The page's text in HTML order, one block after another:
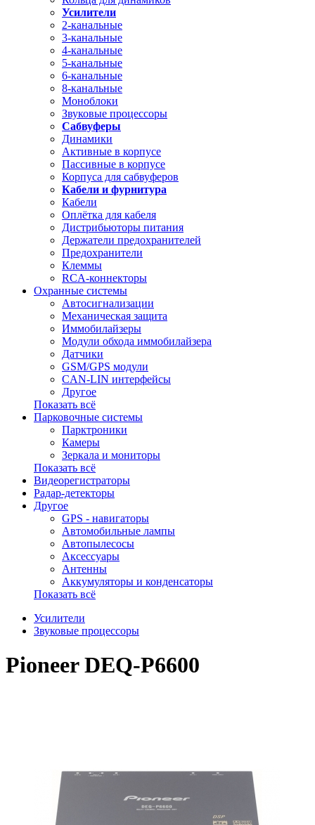
Усилители
2-канальные
3-канальные
4-канальные
5-канальные
6-канальные
8-канальные
Моноблоки
Звуковые процессоры
Сабвуферы
Динамики
Активные в корпусе
Пассивные в корпусе
Корпуса для сабвуферов
Кабели и фурнитура
Кабели
Оплётка для кабеля
Дистрибьюторы питания
Держатели предохранителей
Предохранители
Клеммы
RCA-коннекторы
Охранные системы
Автосигнализации
Механическая защита
Иммобилайзеры
Модули обхода иммобилайзера
Датчики
GSM/GPS модули
CAN-LIN интерфейсы
Другое
Показать всё
Парковочные системы
Парктроники
Камеры
Зеркала и мониторы
Показать всё
Видеорегистраторы
Радар-детекторы
Другое
GPS - навигаторы
Автомобильные лампы
Автопылесосы
Аксессуары
Антенны
Аккумуляторы и конденсаторы
Показать всё
Усилители
Звуковые процессоры
Pioneer DEQ-P6600